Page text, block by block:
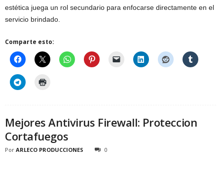
estética juega un rol secundario para enfocarse directamente en el
servicio brindado.
Comparte esto:
Mejores Antivirus Firewall: Proteccion
Cortafuegos
Por ARLECO PRODUCCIONES 0